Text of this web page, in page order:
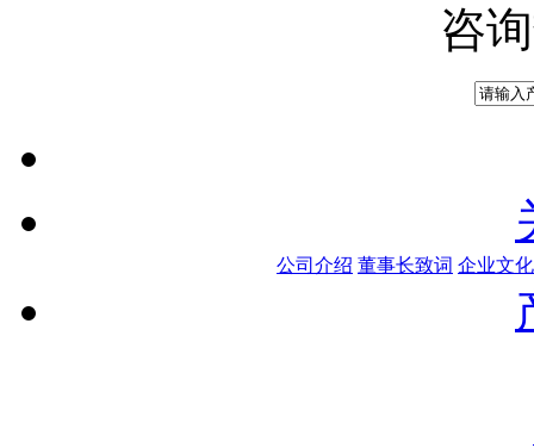
咨
公司介绍 董事长致词 企业文化